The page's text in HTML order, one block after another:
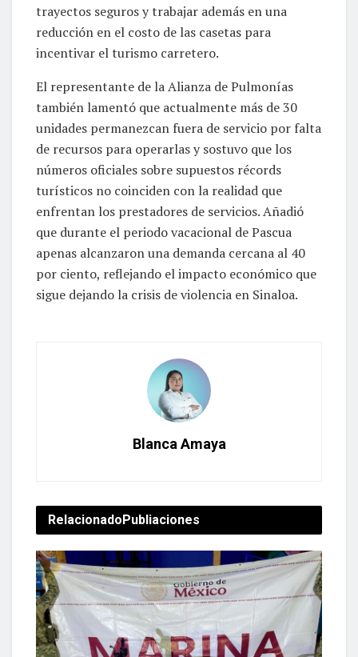
trayectos seguros y trabajar además en una
reducción en el costo de las casetas para
incentivar el turismo carretero.
El representante de la Alianza de Pulmonías
también lamentó que actualmente más de 30
unidades permanezcan fuera de servicio por falta
de recursos para operarlas y sostuvo que los
números oficiales sobre supuestos récords
turísticos no coinciden con la realidad que
enfrentan los prestadores de servicios. Añadió
que durante el periodo vacacional de Pascua
apenas alcanzaron una demanda cercana al 40
por ciento, reflejando el impacto económico que
sigue dejando la crisis de violencia en Sinaloa.
Blanca Amaya
RelacionadoPubliaciones